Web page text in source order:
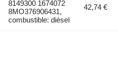
8149300 1674072
8MO376906431,
combustible: diésel
42,74 €